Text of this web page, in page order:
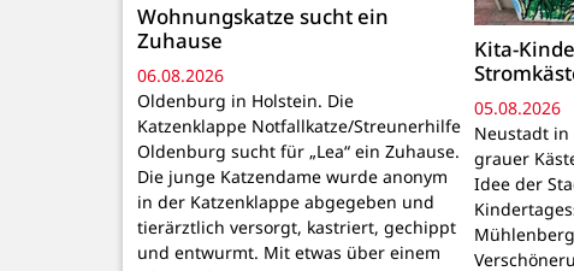
Wohnungskatze sucht ein
Zuhause
06.08.2026
Oldenburg in Holstein. Die
Katzenklappe Notfallkatze/Streunerhilfe
Oldenburg sucht für „Lea“ ein Zuhause.
Die junge Katzendame wurde anonym
in der Katzenklappe abgegeben und
tierärztlich versorgt, kastriert, gechippt
und entwurmt. Mit etwas über einem
Kita-
05.08.2026
Neustadt in
grauer
Idee der